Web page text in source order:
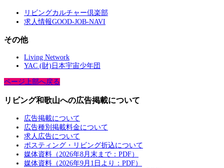
リビングカルチャー倶楽部
求人情報GOOD-JOB-NAVI
その他
Living Network
YAC (財)日本宇宙少年団
ページ上部へ戻る
リビング和歌山への広告掲載について
広告掲載について
広告種別掲載料金について
求人広告について
ポスティング・リビング折込について
媒体資料（2026年8月末まで：PDF）
媒体資料（2026年9月1日より：PDF）